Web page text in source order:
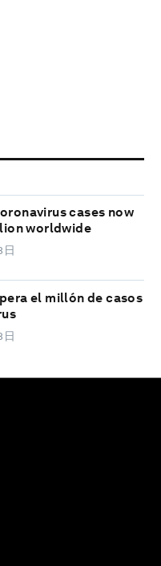
cases now
worldwide
el millón de casos